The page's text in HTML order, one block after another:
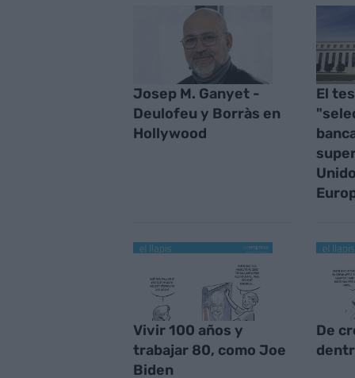
Josep M. Ganyet -
Deulofeu y Borràs en
Hollywood
El
Vivir 100 años y
trabajar 80, como Joe
Biden
De